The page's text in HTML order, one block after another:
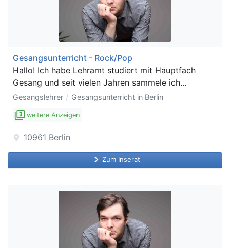
Gesangsunterricht - Rock/Pop
Hallo! Ich habe Lehramt studiert mit Hauptfach
Gesang und seit vielen Jahren sammele ich...
Gesangslehrer / Gesangsunterricht in Berlin
filter_3 weitere Anzeigen
location_on 10961 Berlin
keyboard_arrow_right Zum Inserat